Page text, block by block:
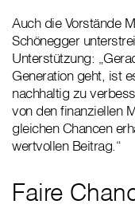
Auch die Vorstände
Schönegger
Unterstützung:
Generation geht, ist
nachhaltig zu
von den finanziellen
gleichen Chancen
wertvollen Beitrag.“
Faire